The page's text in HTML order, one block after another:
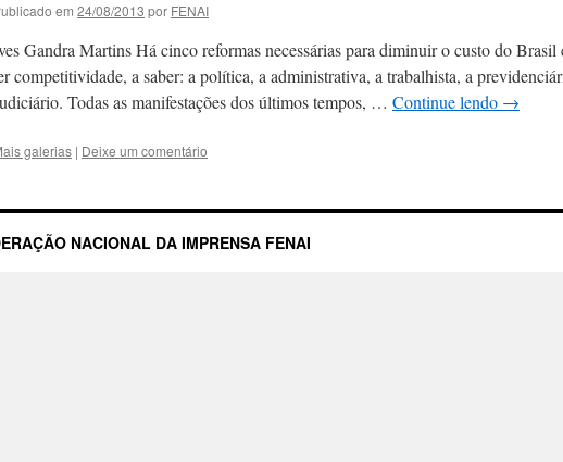
em 24/08/2013 por FENAI
Gandra Martins Há cinco reformas necessárias para diminuir o custo do Brasil
competitividade, a saber: a política, a administrativa, a trabalhista, a
Todas as manifestações dos últimos tempos, … Continue lendo →
galerias | Deixe um comentário
NACIONAL DA IMPRENSA FENAI